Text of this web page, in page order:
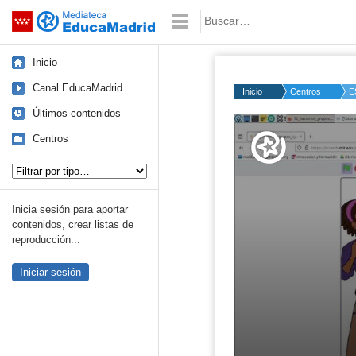
Saltar navegación Palabra o frase:
Inicio
Canal EducaMadrid
Últimos contenidos
Centros
Inicia sesión para aportar
contenidos, crear listas de
reproducción...
Iniciar sesión
Inicio Centros
Volume
50%